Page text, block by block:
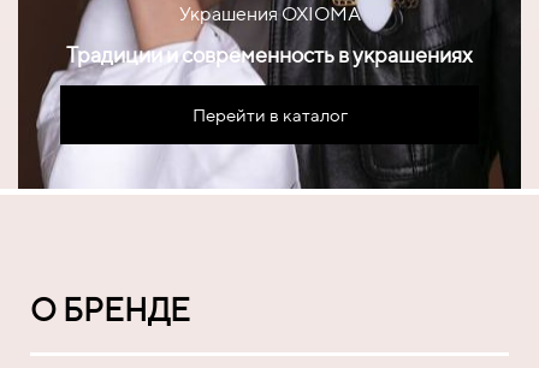
Украшения OXIOMA
Традиции и современность в украшениях
Перейти в каталог
О БРЕНДЕ